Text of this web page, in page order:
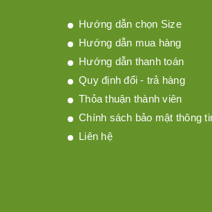
Hướng dẫn chọn Size
Hướng dẫn mua hàng
Hướng dẫn thanh toán
Quy định đổi - trả hàng
Thỏa thuận thành viên
Chính sách bảo mật thông
Liên hệ